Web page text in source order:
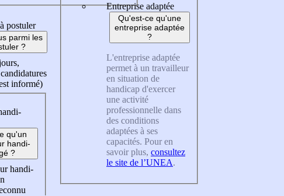
postuler
parmi les
?
informé)
qu'un
handi-
?
handi-
Entreprise adaptée
Qu'est-ce qu'une
entreprise adaptée
?
L'entreprise adaptée
permet à un travailleur
en situation de
handicap d'exercer
une activité
professionnelle dans
des conditions
adaptées à ses
capacités. Pour en
savoir plus, consultez
le site de l’UNEA.